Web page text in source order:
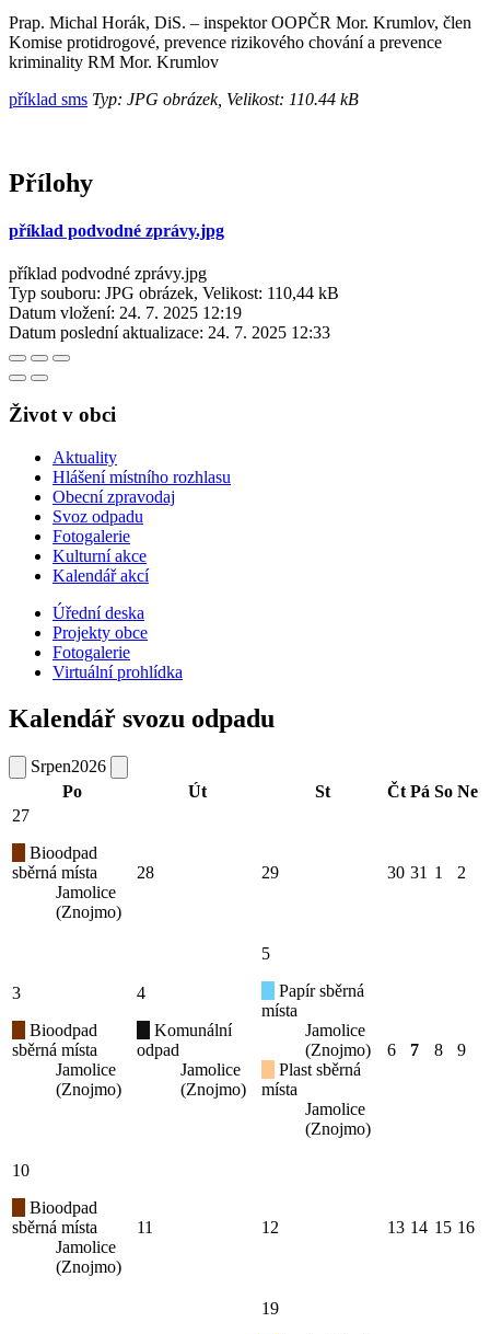
Prap. Michal Horák, DiS. – inspektor OOPČR Mor. Krumlov, člen
Komise protidrogové, prevence rizikového chování a prevence
kriminality RM Mor. Krumlov
příklad sms Typ: JPG obrázek, Velikost: 110.44 kB
Přílohy
příklad podvodné zprávy.jpg
příklad podvodné zprávy.jpg
Typ souboru: JPG obrázek, Velikost: 110,44 kB
Datum vložení: 24. 7. 2025 12:19
Datum poslední aktualizace: 24. 7. 2025 12:33
Život v obci
Aktuality
Hlášení místního rozhlasu
Obecní zpravodaj
Svoz odpadu
Fotogalerie
Kulturní akce
Kalendář akcí
Úřední deska
Projekty obce
Fotogalerie
Virtuální prohlídka
Kalendář svozu odpadu
Srpen2026
Po
Út St Čt Pá So Ne
27
Bioodpad
sběrná místa
Jamolice
(Znojmo)
28 29 30 31 1 2
3
Bioodpad
sběrná místa
Jamolice
(Znojmo)
4
Komunální
odpad
Jamolice
(Znojmo)
5
Papír sběrná
místa
Jamolice
(Znojmo)
Plast sběrná
místa
Jamolice
(Znojmo)
6 7 8 9
10
Bioodpad
sběrná místa
Jamolice
(Znojmo)
11 12 13 14 15 16
19